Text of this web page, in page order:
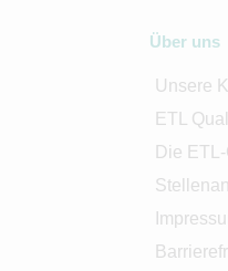
Über uns
Unsere
ETL
Die